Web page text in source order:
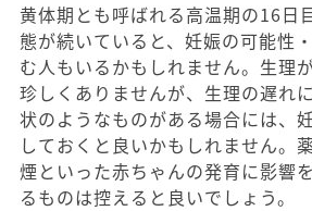
黄体期とも呼ばれる高温期の16日
態が続いていると、妊娠の可能性
む人もいるかもしれません。生理
珍しくありませんが、生理の遅れ
状のようなものがある場合には、
しておくと良いかもしれません。
煙といった赤ちゃんの発育に影響
るものは控えると良いでしょう。